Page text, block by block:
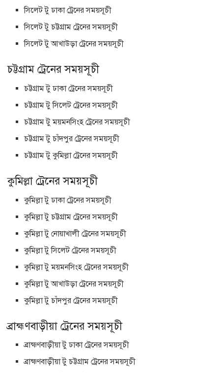
সিলেট টু ঢাকা ট্রেনের সময়সূচী
সিলেট টু চট্টগ্রাম ট্রেনের সময়সূচী
সিলেট টু আখাউড়া ট্রেনের সময়সূচী
চট্টগ্রাম ট্রেনের সময়সূচী
চট্টগ্রাম টু ঢাকা ট্রেনের সময়সূচী
চট্টগ্রাম টু সিলেট ট্রেনের সময়সূচী
চট্টগ্রাম টু ময়মনসিংহ ট্রেনের সময়সূচী
চট্টগ্রাম টু চাঁদপুর ট্রেনের সময়সূচী
চট্টগ্রাম টু কুমিল্লা ট্রেনের সময়সূচী
কুমিল্লা ট্রেনের সময়সূচী
কুমিল্লা টু ঢাকা ট্রেনের সময়সূচী
কুমিল্লা টু চট্টগ্রাম ট্রেনের সময়সূচী
কুমিল্লা টু নোয়াখালী ট্রেনের সময়সূচী
কুমিল্লা টু সিলেট ট্রেনের সময়সূচী
কুমিল্লা টু ময়মনসিংহ ট্রেনের সময়সূচী
কুমিল্লা টু আখাউড়া ট্রেনের সময়সূচী
কুমিল্লা টু চাঁদপুর ট্রেনের সময়সূচী
ব্রাহ্মণবাড়ীয়া ট্রেনের সময়সূচী
ব্রাহ্মণবাড়ীয়া টু ঢাকা ট্রেনের সময়সূচী
ব্রাহ্মণবাড়ীয়া টু চট্টগ্রাম ট্রেনের সময়সূচী